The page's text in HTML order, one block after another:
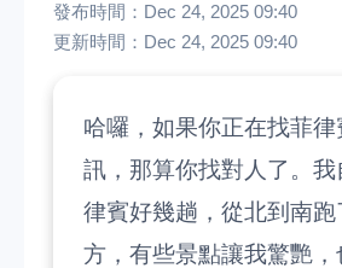
發布時間：Dec 24, 2025 09:40
更新時間：Dec 24, 2025 09:40
哈囉，如果你正在找菲
訊，那算你找對人了。我
律賓好幾趟，從北到南
方，有些景點讓我驚艷